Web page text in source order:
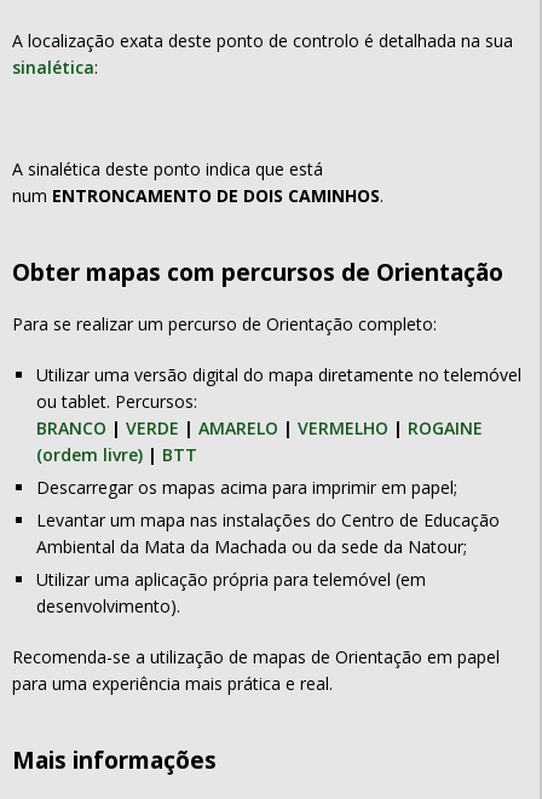
A localização exata deste ponto de controlo é detalhada na sua
sinalética:
A sinalética deste ponto indica que está
num ENTRONCAMENTO DE DOIS CAMINHOS.
Obter mapas com percursos de Orientação
Para se realizar um percurso de Orientação completo:
Utilizar uma versão digital do mapa diretamente no telemóvel
ou tablet. Percursos:
BRANCO | VERDE | AMARELO | VERMELHO | ROGAINE
(ordem livre) | BTT
Descarregar os mapas acima para imprimir em papel;
Levantar um mapa nas instalações do Centro de Educação
Ambiental da Mata da Machada ou da sede da Natour;
Utilizar uma aplicação própria para telemóvel (em
desenvolvimento).
Recomenda-se a utilização de mapas de Orientação em papel
para uma experiência mais prática e real.
Mais informações